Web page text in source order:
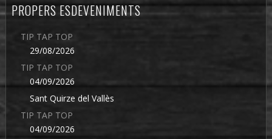
PROPERS ESDEVENIMENTS
TIP TAP TOP
29/08/2026
TIP TAP TOP
04/09/2026
Sant Quirze del Vallès
TIP TAP TOP
04/09/2026